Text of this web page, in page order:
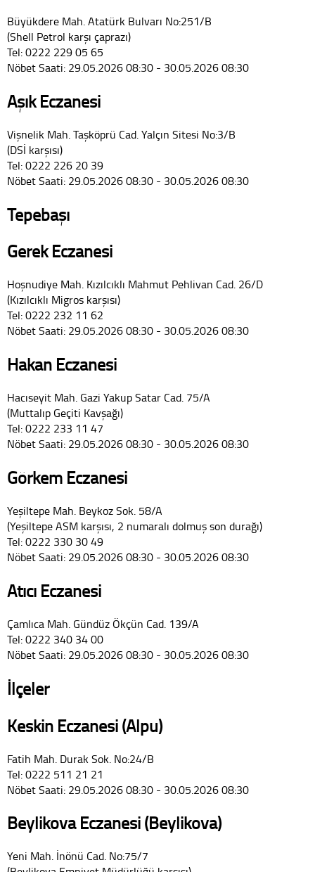
Büyükdere Mah. Atatürk Bulvarı No:251/B
(Shell Petrol karşı çaprazı)
Tel: 0222 229 05 65
Nöbet Saati: 29.05.2026 08:30 - 30.05.2026 08:30
Aşık Eczanesi
Vişnelik Mah. Taşköprü Cad. Yalçın Sitesi No:3/B
(DSİ karşısı)
Tel: 0222 226 20 39
Nöbet Saati: 29.05.2026 08:30 - 30.05.2026 08:30
Tepebaşı
Gerek Eczanesi
Hoşnudiye Mah. Kızılcıklı Mahmut Pehlivan Cad. 26/D
(Kızılcıklı Migros karşısı)
Tel: 0222 232 11 62
Nöbet Saati: 29.05.2026 08:30 - 30.05.2026 08:30
Hakan Eczanesi
Hacıseyit Mah. Gazi Yakup Satar Cad. 75/A
(Muttalıp Geçiti Kavşağı)
Tel: 0222 233 11 47
Nöbet Saati: 29.05.2026 08:30 - 30.05.2026 08:30
Görkem Eczanesi
Yeşiltepe Mah. Beykoz Sok. 58/A
(Yeşiltepe ASM karşısı, 2 numaralı dolmuş son durağı)
Tel: 0222 330 30 49
Nöbet Saati: 29.05.2026 08:30 - 30.05.2026 08:30
Atıcı Eczanesi
Çamlıca Mah. Gündüz Ökçün Cad. 139/A
Tel: 0222 340 34 00
Nöbet Saati: 29.05.2026 08:30 - 30.05.2026 08:30
İlçeler
Keskin Eczanesi (Alpu)
Fatih Mah. Durak Sok. No:24/B
Tel: 0222 511 21 21
Nöbet Saati: 29.05.2026 08:30 - 30.05.2026 08:30
Beylikova Eczanesi (Beylikova)
Yeni Mah. İnönü Cad. No:75/7